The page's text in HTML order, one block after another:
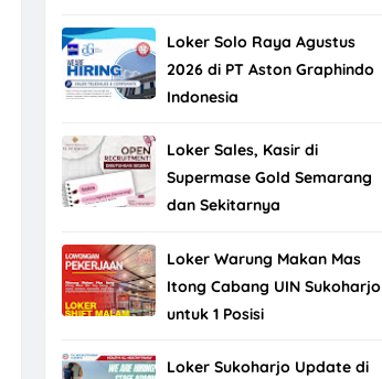
Loker Solo Raya Agustus
2026 di PT Aston Graphindo
Indonesia
Loker Sales, Kasir di
Supermase Gold Semarang
dan Sekitarnya
Loker Warung Makan Mas
Itong Cabang UIN Sukoharjo
untuk 1 Posisi
Loker Sukoharjo Update di